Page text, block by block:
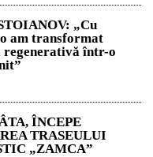
„Cu
am transformat
într-o
ÎNCEPE
TRASEULUI
„ZAMCA”